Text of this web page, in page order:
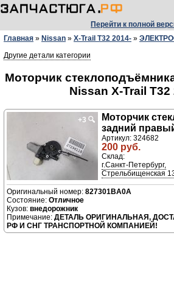
Перейти к полной
Главная » Nissan » X-Trail T32 2014- »
Другие детали категории
Моторчик
Nissan X-Trail T32
+3 🔍
Моторчик
задний
Артикул: 324682
200 руб.
Склад:
г.Санкт-Петербург,
Стрельбищенская
827301BA0A
Отличное
внедорожник
ДЕТАЛЬ ОРИГИНАЛЬНАЯ,
РФ И СНГ ТРАНСПОРТНОЙ КОМПАНИЕЙ!